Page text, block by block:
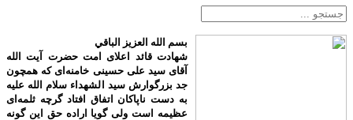
بسم الله العزیز الباقي
شهادت قائد اعلای امت حضرت آیت الله
آقای سید علی حسینی خامنه‌ای که همچون
جد بزرگوارش سید الشهداء سلام الله علیه
به دست ناپاکان اتفاق افتاد گرچه ثلمه‌ای
عظیمه است ولی گویا اراده حق این گونه